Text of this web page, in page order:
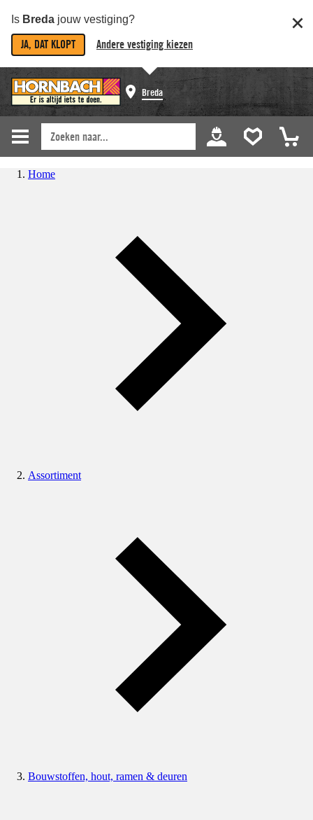
Is Breda jouw vestiging?
JA, DAT KLOPT Andere vestiging kiezen
Breda
Home
Assortiment
Bouwstoffen, hout, ramen & deuren